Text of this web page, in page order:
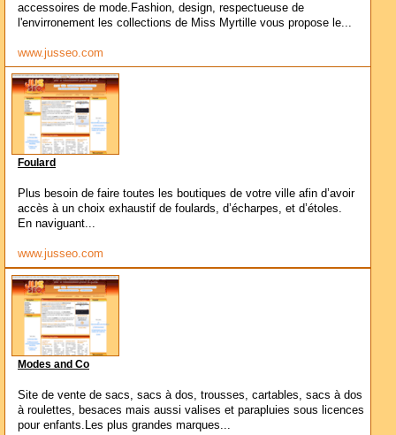
accessoires de mode.Fashion, design, respectueuse de
l'envirronement les collections de Miss Myrtille vous propose le...
www.jusseo.com
Foulard
Plus besoin de faire toutes les boutiques de votre ville afin d’avoir
accès à un choix exhaustif de foulards, d’écharpes, et d’étoles.
En naviguant...
www.jusseo.com
Modes and Co
Site de vente de sacs, sacs à dos, trousses, cartables, sacs à dos
à roulettes, besaces mais aussi valises et parapluies sous licences
pour enfants.Les plus grandes marques...